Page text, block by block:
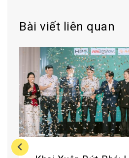
Bài viết liên quan